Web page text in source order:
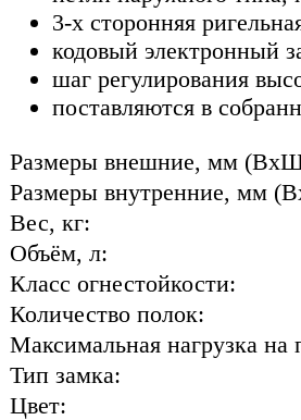
3-х сторонняя
кодовый электронный
шаг регулирования
поставляются в
Размеры внешние, мм
Размеры внутренние, мм
Вес, кг:
Объём, л:
Класс огнестойкости:
Количество полок:
Максимальная нагрузка на
Тип замка:
Цвет: